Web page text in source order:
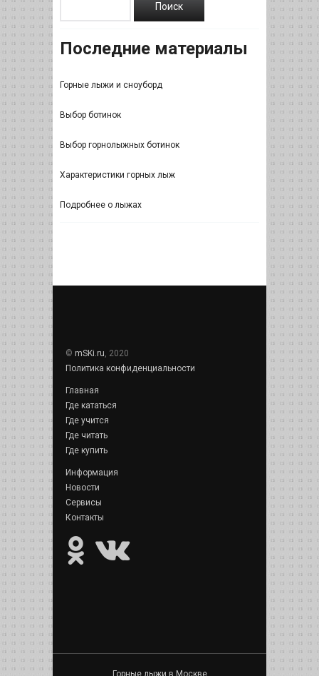
Последние материалы
Горные лыжи и сноуборд
Выбор ботинок
Выбор горнолыжных ботинок
Характеристики горных лыж
Подробнее о лыжах
© mSKi.ru , 2020
Политика конфиденциальности
Главная
Где кататься
Где учится
Где читать
Где купить
Информация
Новости
Сервисы
Контакты
Горные лыжи в Москве